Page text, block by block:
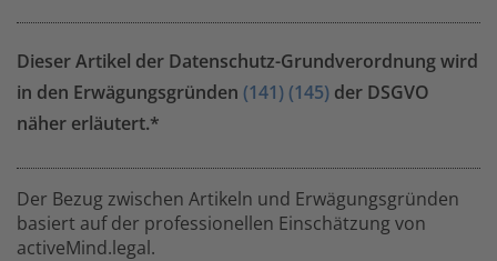
Dieser Artikel der Datenschutz-Grundverordnung wird
in den Erwägungsgründen (141) (145) der DSGVO
näher erläutert.*
Der Bezug zwischen Artikeln und Erwägungsgründen
basiert auf der professionellen Einschätzung von
activeMind.legal.